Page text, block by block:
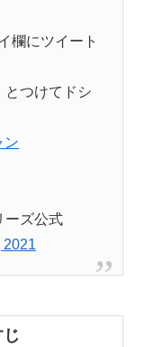
欄にツイート
とつけてドシ
ン
ズ公式
2021